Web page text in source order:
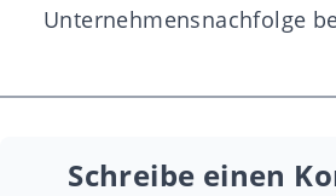
Unternehmensnachfolge
Schreibe einen